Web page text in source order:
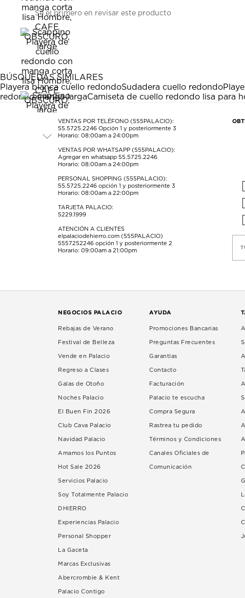
Seleccionar
para
calificar
el
artículo
con
1
estrella
Esta
acción
abrirá
el
formulario
envío.
Seleccionar
para
calificar
el
artículo
con
2
estrellas.
Esta
acción
abrirá
el
formulario
de
Seleccionar
para
3
estrellas.
Esta
acción
abrirá
formulario
de
para
estrellas.
Esta
acción
abrirá
formulario
de
para
Esta
acción
abrirá
formulario
de
envío.
Sé el primero en revisar este producto
BÚSQUEDAS SIMILARES
Playera blanca cuello redondoSudadera cuello redondo
redondo manga largaCamiseta de cuello redondo lisa para
VENTAS POR TELÉFONO (555PALACIO):
55.5725.2246 Opción 1 y posteriormente 3
Horario: 08:00am a 24:00pm
VENTAS POR WHATSAPP (555PALACIO):
Agregar en whatsapp 55.5725.2246
Horario: 08:00am a 24:00pm
PERSONAL SHOPPING (555PALACIO):
55.5725.2246 opción 1 y posteriormente 3
Horario: 08:00am a 22:00pm
TARJETA PALACIO:
5229.1999
ATENCIÓN A CLIENTES
elpalaciodehierro.com (555PALACIO)
5557252246 opción 1 y posteriormente 2
Horario: 09:00am a 21:00pm
NEGOCIOS PALACIO
Rebajas de Verano
Festival de Belleza
Vende en Palacio
Regreso a Clases
Galas de Otoño
Noches Palacio
El Buen Fin 2026
Club Cava Palacio
Navidad Palacio
Amamos los Puntos
Hot Sale 2026
Servicios Palacio
Soy Totalmente Palacio
DHIERRO
Experiencias Palacio
Personal Shopper
La Gaceta
Marcas Exclusivas
Abercrombie & Kent
Palacio Contigo
AYUDA
Promociones Bancarias
Preguntas Frecuentes
Garantías
Contacto
Facturación
Palacio te escucha
Compra Segura
Rastrea tu pedido
Términos y Condiciones
Canales Oficiales de
Comunicación